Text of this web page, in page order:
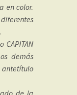
en color.
demás
de la